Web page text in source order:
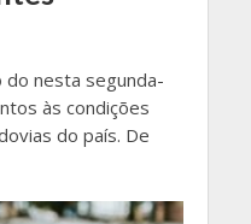
nesta segunda-
às condições
do país. De